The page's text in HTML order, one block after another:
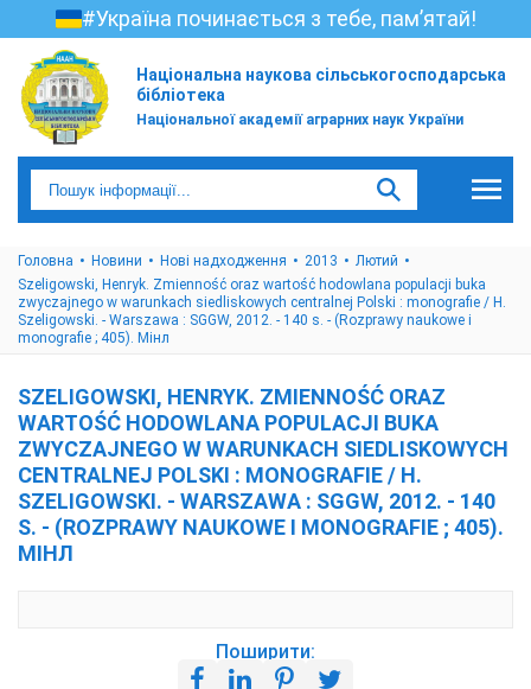
#Україна починається з тебе, пам’ятай!
Національна наукова сільськогосподарська
бібліотека
Національної академії аграрних наук України
Головна Новини Нові надходження 2013
Лютий
Szeligowski, Henryk. Zmienność oraz wartość hodowlana populacji buka
zwyczajnego w warunkach siedliskowych centralnej Polski : monografie / H.
Szeligowski. - Warszawa : SGGW, 2012. - 140 s. - (Rozprawy naukowe i
monografie ; 405). Мінл
SZELIGOWSKI, HENRYK. ZMIENNOŚĆ ORAZ
WARTOŚĆ HODOWLANA POPULACJI BUKA
ZWYCZAJNEGO W WARUNKACH SIEDLISKOWYCH
CENTRALNEJ POLSKI : MONOGRAFIE / H.
SZELIGOWSKI. - WARSZAWA : SGGW, 2012. - 140
S. - (ROZPRAWY NAUKOWE I MONOGRAFIE ; 405).
МІНЛ
Поширити: